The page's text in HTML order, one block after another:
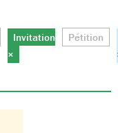
Invitation
×
Pétition